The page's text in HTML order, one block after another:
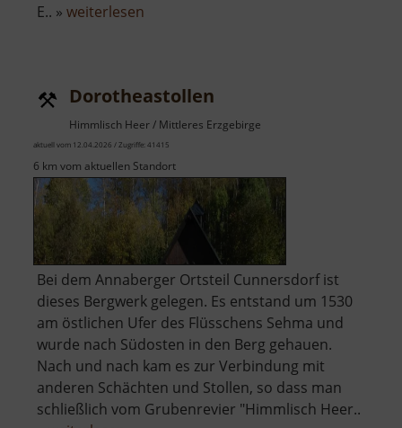
E.. » weiterlesen
Dorotheastollen
Himmlisch Heer / Mittleres Erzgebirge
aktuell vom 12.04.2026 / Zugriffe: 41415
6 km vom aktuellen Standort
Bei dem Annaberger Ortsteil Cunnersdorf ist
dieses Bergwerk gelegen. Es entstand um 1530
am östlichen Ufer des Flüsschens Sehma und
wurde nach Südosten in den Berg gehauen.
Nach und nach kam es zur Verbindung mit
anderen Schächten und Stollen, so dass man
schließlich vom Grubenrevier "Himmlisch Heer..